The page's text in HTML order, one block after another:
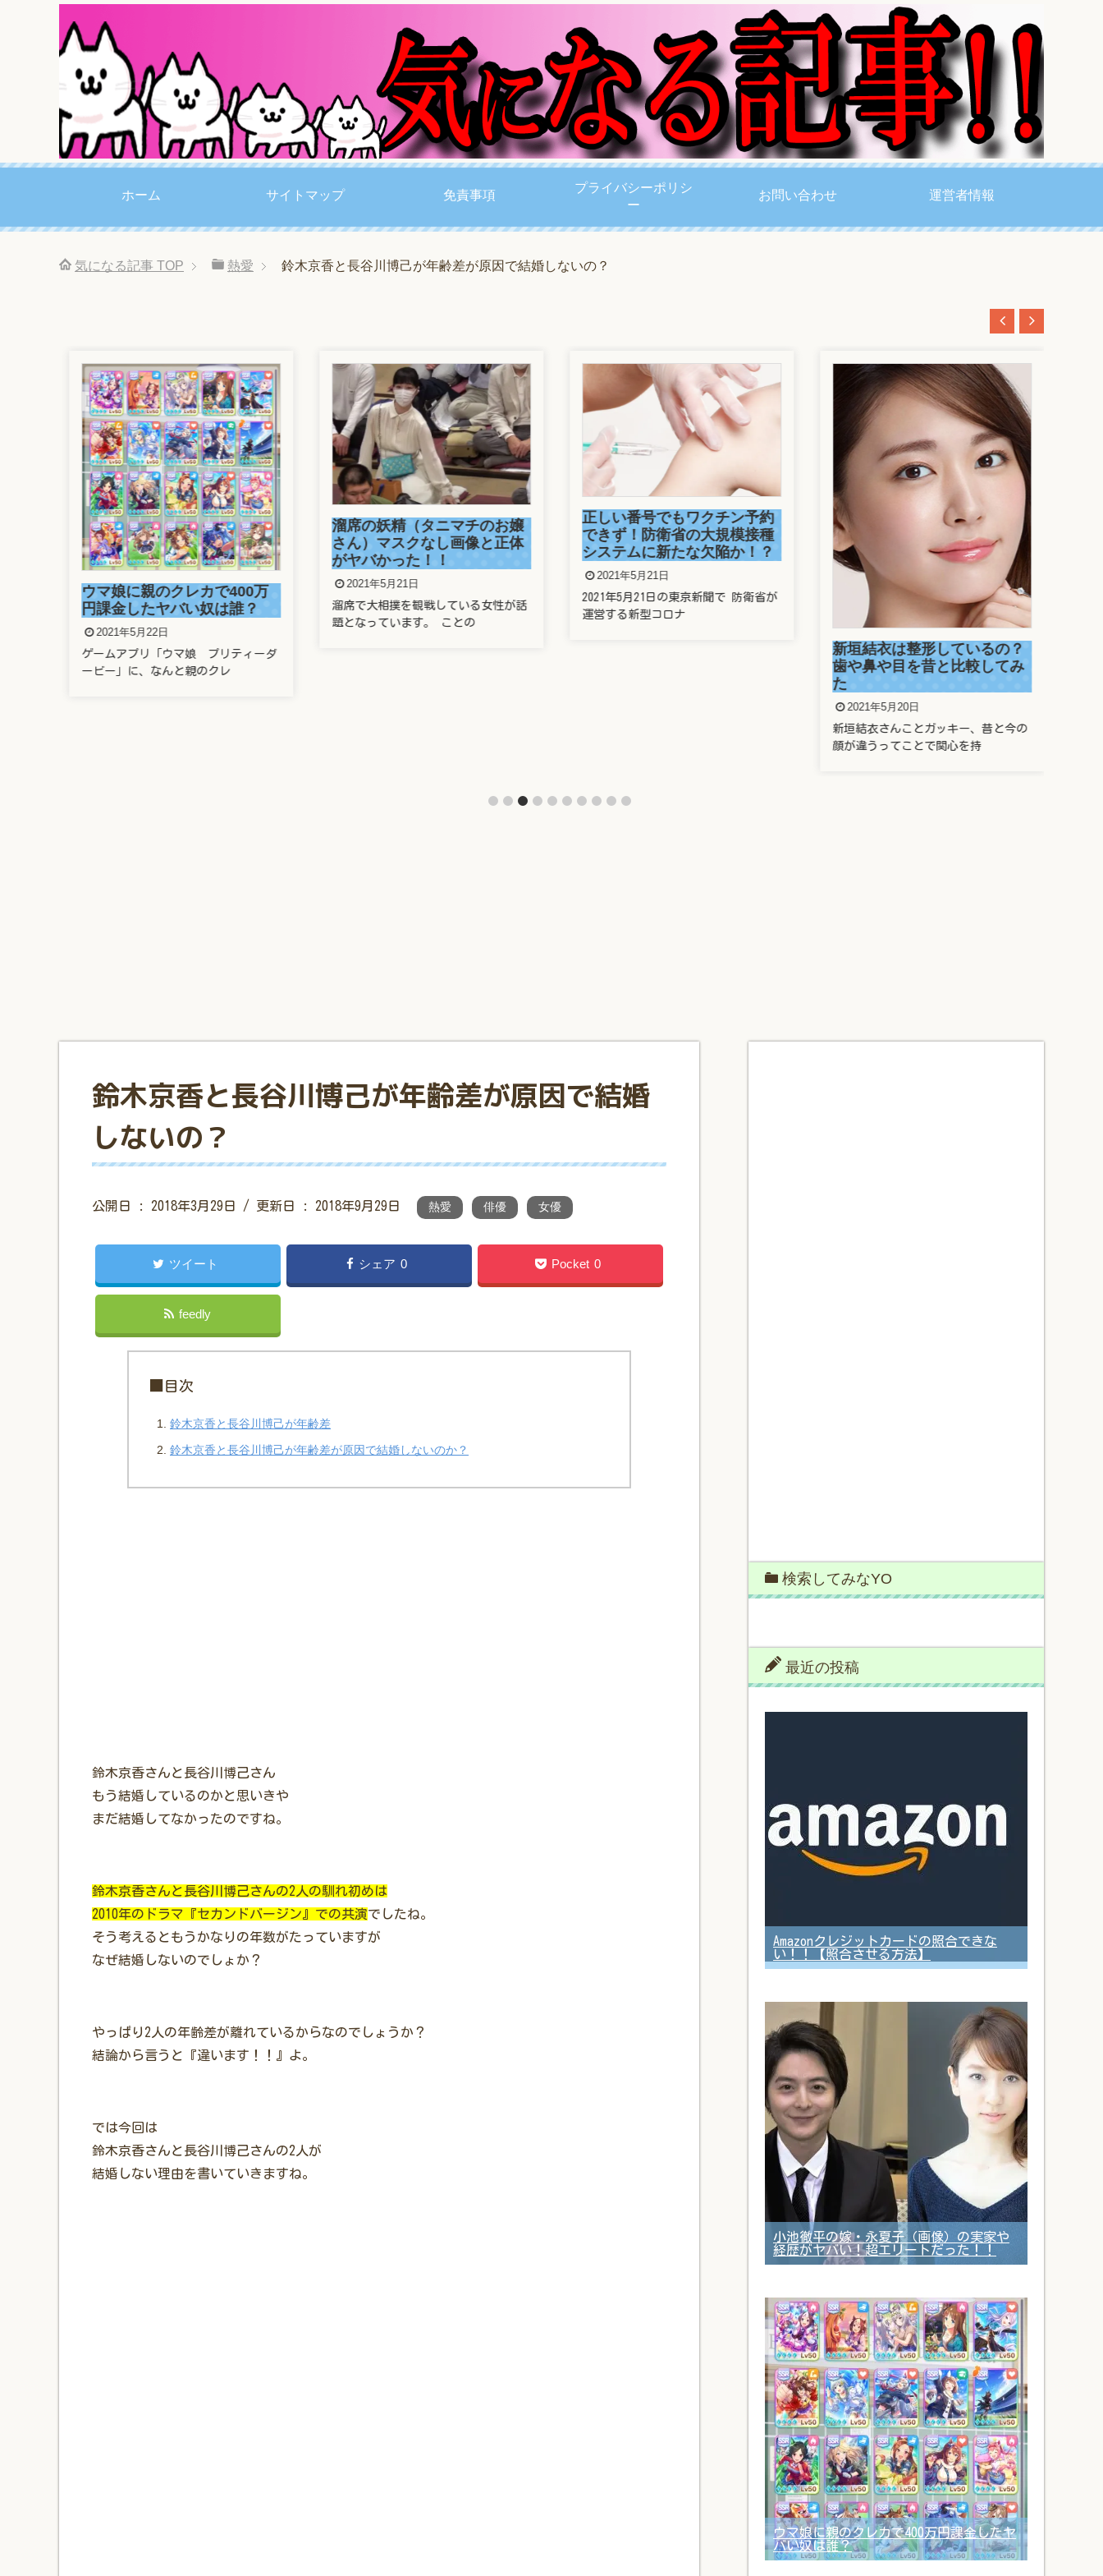
ホーム サイトマップ 免責事項
プライバシーポリシ
ー
お問い合わせ 運営者情報
気になる記事 TOP 熱愛 鈴木京香と長谷川博己が年齢差が原因で結婚しないの？
ウマ娘に親のクレカで400万
円課金したヤバい奴は誰？
2021年5月22日
ゲームアプリ「ウマ娘 プリティーダ
ービー」に、なんと親のクレ
溜席の妖精（タニマチのお嬢
さん）マスクなし画像と正体
がヤバかった！！
2021年5月21日
溜席で大相撲を観戦している女性が話
題となっています。 ことの
正しい番号でもワクチン予約
できず！防衛省の大規模接種
システムに新たな欠陥か！？
2021年5月21日
2021年5月21日の東京新聞で 防衛省が
運営する新型コロナ
新垣結衣は整形しているの？
歯や鼻や目を昔と比較してみ
た
2021年5月20日
新垣結衣さんことガッキー、昔と今の
顔が違うってことで関心を持
鈴木京香と長谷川博己が年齢差が原因で結婚
しないの？
公開日 : 2018年3月29日 / 更新日 : 2018年9月29日 熱愛 俳優 女優
ツイート シェア 0 Pocket 0
feedly
■目次
鈴木京香と長谷川博己が年齢差
鈴木京香と長谷川博己が年齢差が原因で結婚しないのか？
鈴木京香さんと長谷川博己さん
もう結婚しているのかと思いきや
まだ結婚してなかったのですね。
鈴木京香さんと長谷川博己さんの2人の馴れ初めは
2010年のドラマ『セカンドバージン』での共演でしたね。
そう考えるともうかなりの年数がたっていますが
なぜ結婚しないのでしょか？
やっぱり2人の年齢差が離れているからなのでしょうか？
結論から言うと『違います！！』よ。
では今回は
鈴木京香さんと長谷川博己さんの2人が
結婚しない理由を書いていきますね。
検索してみなYO
最近の投稿
Amazonクレジットカードの照合できな
い！！【照合させる方法】
小池徹平の嫁・永夏子（画像）の実家や
経歴がヤバい！超エリートだった！！
ウマ娘に親のクレカで400万円課金したヤ
バい奴は誰？